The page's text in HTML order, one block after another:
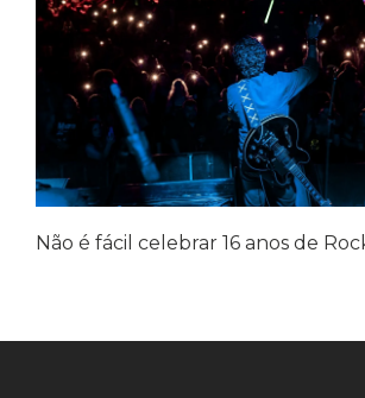
Não é fácil celebrar 16 anos de